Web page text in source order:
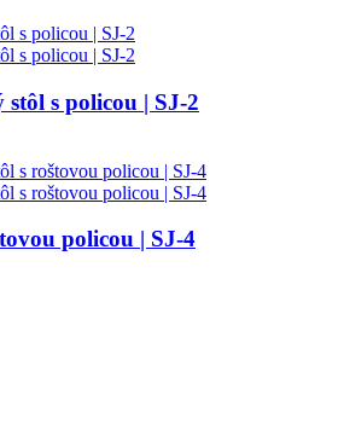
s policou | SJ-2
policou | SJ-4